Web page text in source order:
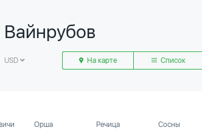
USD На карте Список
Орша
Речица
Сосны